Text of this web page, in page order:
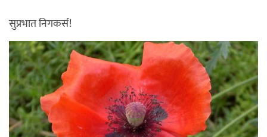
सुप्रभात निगकर्स!